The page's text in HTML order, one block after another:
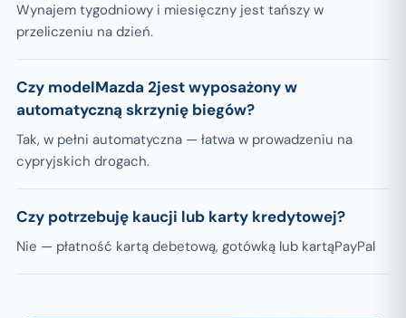
Wynajem tygodniowy i miesięczny jest tańszy w
przeliczeniu na dzień.
Czy modelMazda 2jest wyposażony w
automatyczną skrzynię biegów?
Tak, w pełni automatyczna — łatwa w prowadzeniu na
cypryjskich drogach.
Czy potrzebuję kaucji lub karty kredytowej?
Nie — płatność kartą debetową, gotówką lub kartąPayPal